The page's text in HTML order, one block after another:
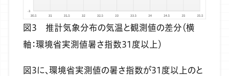
図3 推計気象分布の気温と観測値の差分（横
軸：環境省実測値暑さ指数31度以上）
図3に、環境省実測値の暑さ指数が31度以上のと